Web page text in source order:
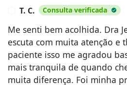
T. C. Consulta verificada
Me senti bem acolhida. Dra
escuta com muita atenção e
paciente isso me agradou
mais tranquila de quando
muita diferença. Foi minha